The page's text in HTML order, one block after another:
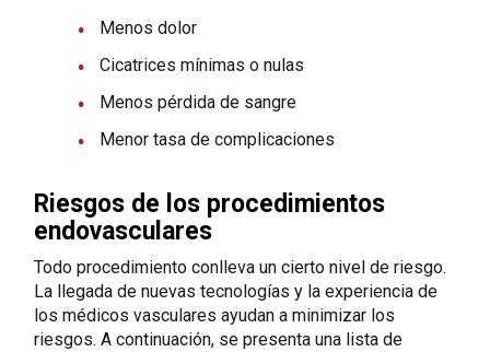
Menos dolor
Cicatrices mínimas o nulas
Menos pérdida de sangre
Menor tasa de complicaciones
Riesgos de los procedimientos
endovasculares
Todo procedimiento conlleva un cierto nivel de riesgo.
La llegada de nuevas tecnologías y la experiencia de
los médicos vasculares ayudan a minimizar los
riesgos. A continuación, se presenta una lista de